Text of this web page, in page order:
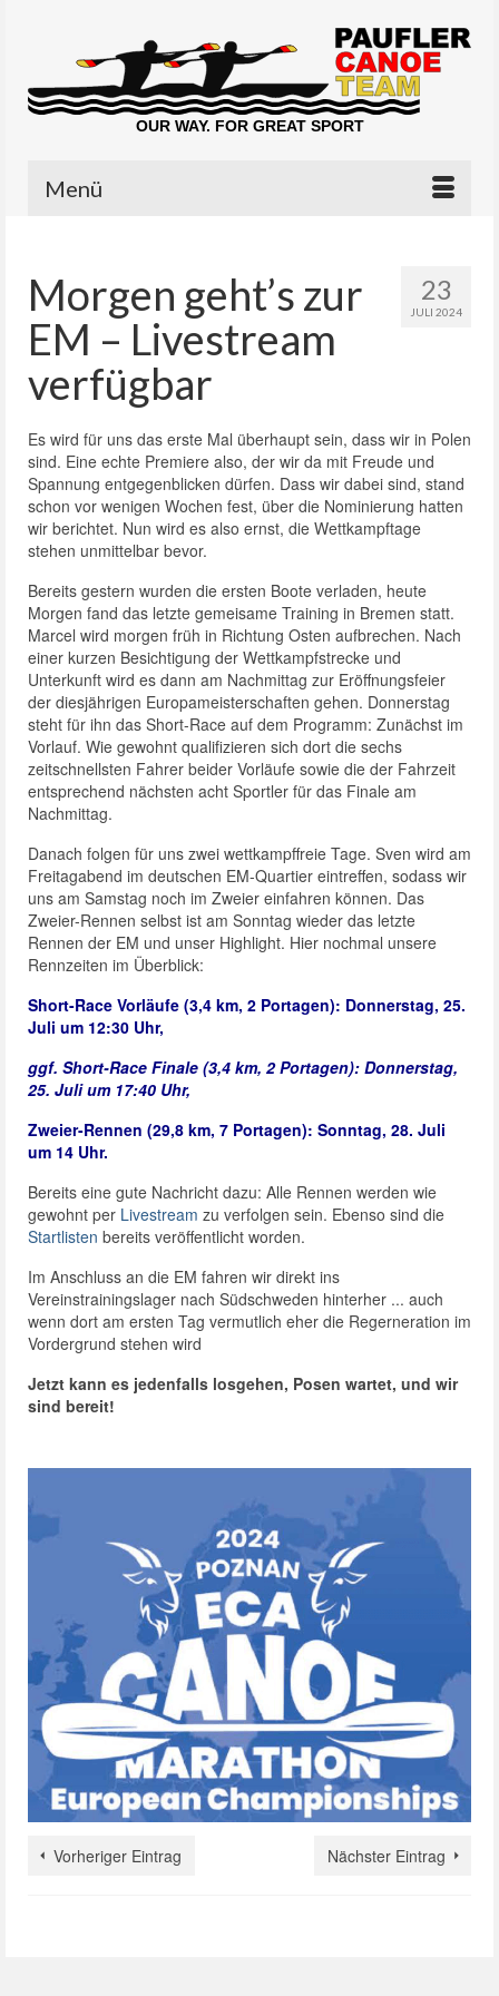
OUR WAY. FOR GREAT SPORT
Menü
23
JULI 2024
Morgen geht’s zur
EM – Livestream
verfügbar
Es wird für uns das erste Mal überhaupt sein, dass wir in Polen
sind. Eine echte Premiere also, der wir da mit Freude und
Spannung entgegenblicken dürfen. Dass wir dabei sind, stand
schon vor wenigen Wochen fest, über die Nominierung hatten
wir berichtet. Nun wird es also ernst, die Wettkampftage
stehen unmittelbar bevor.
Bereits gestern wurden die ersten Boote verladen, heute
Morgen fand das letzte gemeisame Training in Bremen statt.
Marcel wird morgen früh in Richtung Osten aufbrechen. Nach
einer kurzen Besichtigung der Wettkampfstrecke und
Unterkunft wird es dann am Nachmittag zur Eröffnungsfeier
der diesjährigen Europameisterschaften gehen. Donnerstag
steht für ihn das Short-Race auf dem Programm: Zunächst im
Vorlauf. Wie gewohnt qualifizieren sich dort die sechs
zeitschnellsten Fahrer beider Vorläufe sowie die der Fahrzeit
entsprechend nächsten acht Sportler für das Finale am
Nachmittag.
Danach folgen für uns zwei wettkampffreie Tage. Sven wird am
Freitagabend im deutschen EM-Quartier eintreffen, sodass wir
uns am Samstag noch im Zweier einfahren können. Das
Zweier-Rennen selbst ist am Sonntag wieder das letzte
Rennen der EM und unser Highlight. Hier nochmal unsere
Rennzeiten im Überblick:
Short-Race Vorläufe (3,4 km, 2 Portagen): Donnerstag, 25.
Juli um 12:30 Uhr,
ggf. Short-Race Finale (3,4 km, 2 Portagen): Donnerstag,
25. Juli um 17:40 Uhr,
Zweier-Rennen (29,8 km, 7 Portagen): Sonntag, 28. Juli
um 14 Uhr.
Bereits eine gute Nachricht dazu: Alle Rennen werden wie
gewohnt per Livestream zu verfolgen sein. Ebenso sind die
Startlisten bereits veröffentlicht worden.
Im Anschluss an die EM fahren wir direkt ins
Vereinstrainingslager nach Südschweden hinterher ... auch
wenn dort am ersten Tag vermutlich eher die Regerneration im
Vordergrund stehen wird
Jetzt kann es jedenfalls losgehen, Posen wartet, und wir
sind bereit!
Vorheriger Eintrag Nächster Eintrag